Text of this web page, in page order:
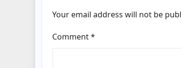
Your email address will not be
Comment*